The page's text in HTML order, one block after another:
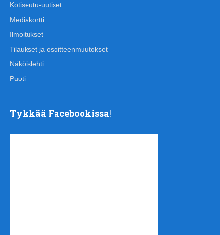
Kotiseutu-uutiset
Mediakortti
Ilmoitukset
Tilaukset ja osoitteenmuutokset
Näköislehti
Puoti
Tykkää Facebookissa!